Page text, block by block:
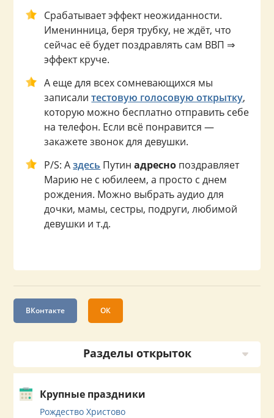
Срабатывает эффект неожиданности.
Именинница, беря трубку, не ждёт, что
сейчас её будет поздравлять сам ВВП ⇒
эффект круче.
А еще для всех сомневающихся мы
записалитестовую голосовую открытку,
которую можно бесплатно отправить себе
на телефон. Если всё понравится —
закажете звонок для девушки.
P/S: Аздесь Путинадресно поздравляет
Марию не с юбилеем, а просто с днем
рождения. Можно выбрать аудио для
дочки, мамы, сестры, подруги, любимой
девушки и т.д.
ВКонтакте ОК
Разделы открыток
Крупные праздники
Рождество Христово